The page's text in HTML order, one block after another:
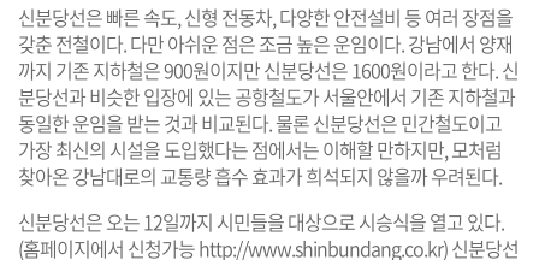
신분당선은 빠른 속도, 신형 전동차, 다양한 안전설비 등 여러 장점을
갖춘 전철이다. 다만 아쉬운 점은 조금 높은 운임이다. 강남에서 양재
까지 기존 지하철은 900원이지만 신분당선은 1600원이라고 한다. 신
분당선과 비슷한 입장에 있는 공항철도가 서울안에서 기존 지하철과
동일한 운임을 받는 것과 비교된다. 물론 신분당선은 민간철도이고
가장 최신의 시설을 도입했다는 점에서는 이해할 만하지만, 모처럼
찾아온 강남대로의 교통량 흡수 효과가 희석되지 않을까 우려된다.
신분당선은 오는 12일까지 시민들을 대상으로 시승식을 열고 있다.
(홈페이지에서 신청가능 http://www.shinbundang.co.kr) 신분당선